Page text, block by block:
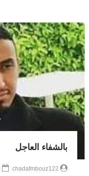
بالشفاء العاجل
chadafmbouz122